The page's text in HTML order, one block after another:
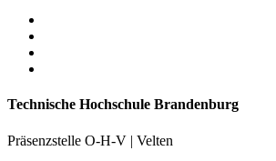
Technische Hochschule Brandenburg
Präsenzstelle O-H-V | Velten